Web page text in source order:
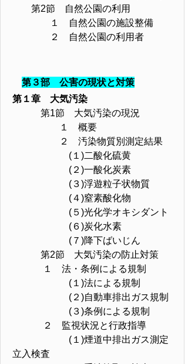
第2節 自然公園の利用
１ 自然公園の施設整備
２ 自然公園の利用者
第３部 公害の現状と対策
第１章 大気汚染
第1節 大気汚染の現況
１ 概要
２ 汚染物質別測定結果
(１)二酸化硫黄
(２)一酸化炭素
(３)浮遊粒子状物質
(４)窒素酸化物
(５)光化学オキシダント
(６)炭化水素
(７)降下ばいじん
第2節 大気汚染の防止対策
１ 法・条例による規制
(１)法による規制
(２)自動車排出ガス規制
(３)条例による規制
２ 監視状況と行政指導
(１)煙道中排出ガス測定
立入検査